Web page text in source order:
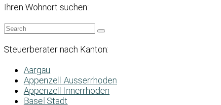
Ihren Wohnort suchen:
Steuerberater nach Kanton:
Aargau
Appenzell Ausserrhoden
Appenzell Innerrhoden
Basel Stadt